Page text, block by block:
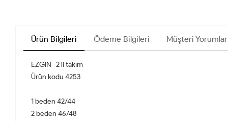
Ürün Bilgileri Ödeme Bilgileri Müşteri
EZGİN 2 li takım
Ürün kodu 4253
1 beden 42/44
2 beden 46/48